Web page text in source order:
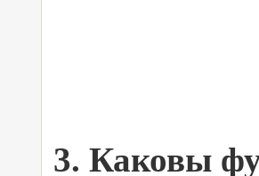
3. Каковы